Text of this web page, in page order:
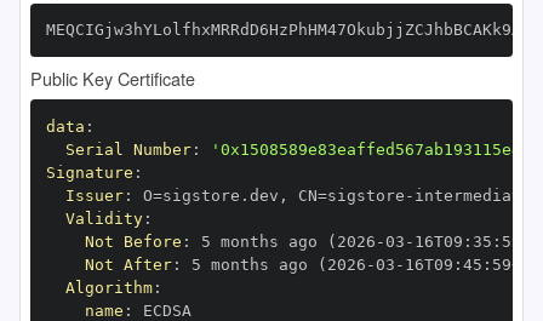
Public Key Certificate
data :
Serial Number:
Signature :
Issuer: O=sigstore.dev , CN=sigstore -
Validity:
Not Before : 5 months ago (2026 -03 - 16T09 : 35 :
Not After: 5 months ago (2026 -03 - 16T09 : 45 : 59+00
Algorithm:
name :